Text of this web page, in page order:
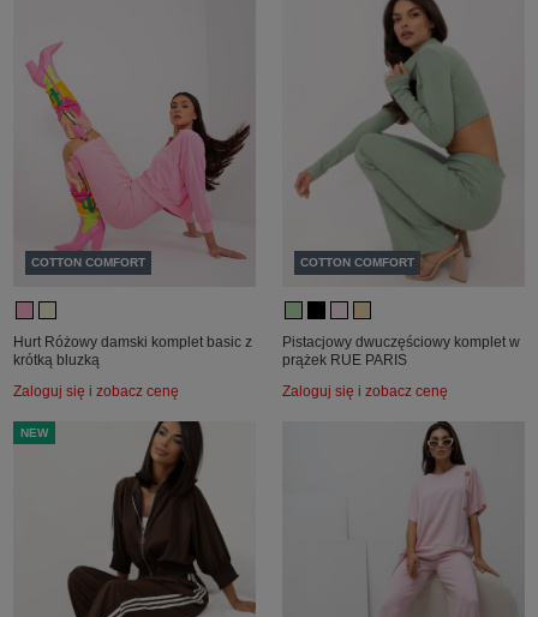
COTTON COMFORT
Hurt Różowy damski komplet basic z
krótką bluzką
Zaloguj się i zobacz cenę
COTTON COMFORT
Pistacjowy dwuczęściowy komplet w
prążek RUE PARIS
Zaloguj się i zobacz cenę
NEW